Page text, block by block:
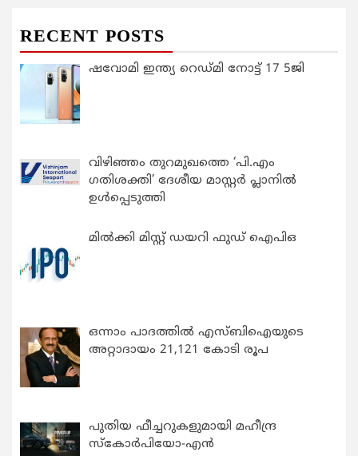
RECENT POSTS
ഷവോമി ഇന്ത്യ റെഡ്മി നോട്ട് 17 5ജി
വിഴിഞ്ഞം തുറമുഖത്തെ ‘പി.എം
ഗതിശക്തി’ ദേശീയ മാസ്റ്റർ പ്ലാനിൽ
ഉൾപ്പെടുത്തി
മിൽക്കി മിസ്റ്റ് ഡയറി ഫുഡ് ഐപിഒ
ഒന്നാം പാദത്തിൽ എസ്ബിഐയുടെ
അറ്റാദായം 21,121 കോടി രൂപ
പുതിയ ഫീച്ചറുകളുമായി മഹീന്ദ്ര
സ്കോർപിയോ-എൻ